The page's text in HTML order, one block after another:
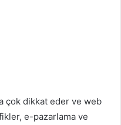
çok dikkat eder ve web
e-pazarlama ve